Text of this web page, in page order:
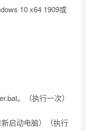
10 x64 1909或
。（执行一次）
启动电脑）（执行